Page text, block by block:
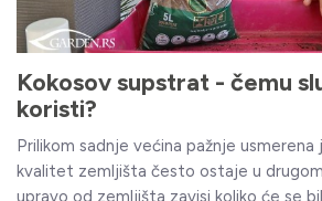
Kokosov supstrat - čemu
koristi?
Prilikom sadnje većina pažnje
kvalitet zemljišta često ostaje u
upravo od zemljišta zavisi koliko će se